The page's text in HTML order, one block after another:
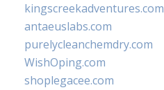
kingscreekadventures.com
antaeuslabs.com
purelycleanchemdry.com
WishOping.com
shoplegacee.com